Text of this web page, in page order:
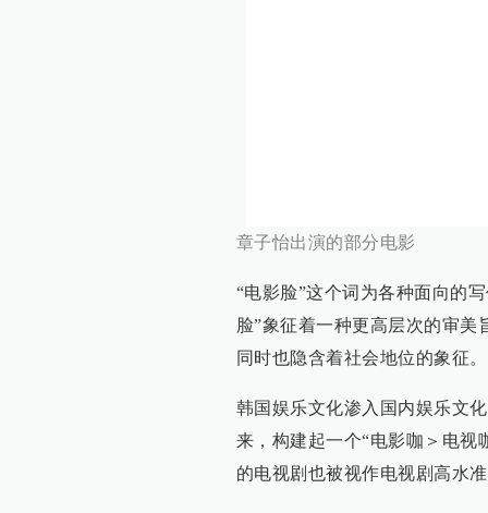
章子怡出演的部分电影
“电影脸”这个词为各种面向的
脸”象征着一种更高层次的审
同时也隐含着社会地位的象征。
韩国娱乐文化渗入国内娱乐文
来，构建起一个“电影咖＞电视
的电视剧也被视作电视剧高水